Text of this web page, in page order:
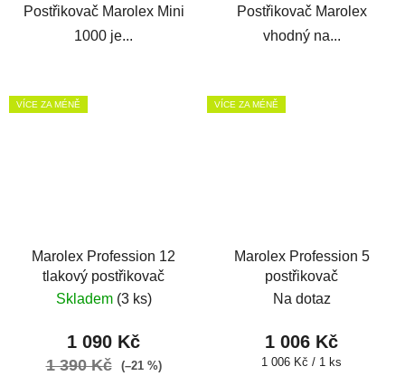
Postřikovač Marolex Mini
1000 je...
Postřikovač Marolex
vhodný na...
VÍCE ZA MÉNĚ
Marolex Profession 12
tlakový postřikovač
Skladem (3 ks)
1 090 Kč
1 390 Kč
(–21 %)
VÍCE ZA MÉNĚ
Marolex Profession 5
postřikovač
Na dotaz
1 006 Kč
Měrná
1 006 Kč / 1 ks